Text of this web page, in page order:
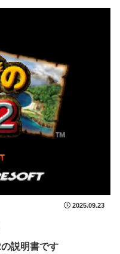
2025.09.23
説明書です